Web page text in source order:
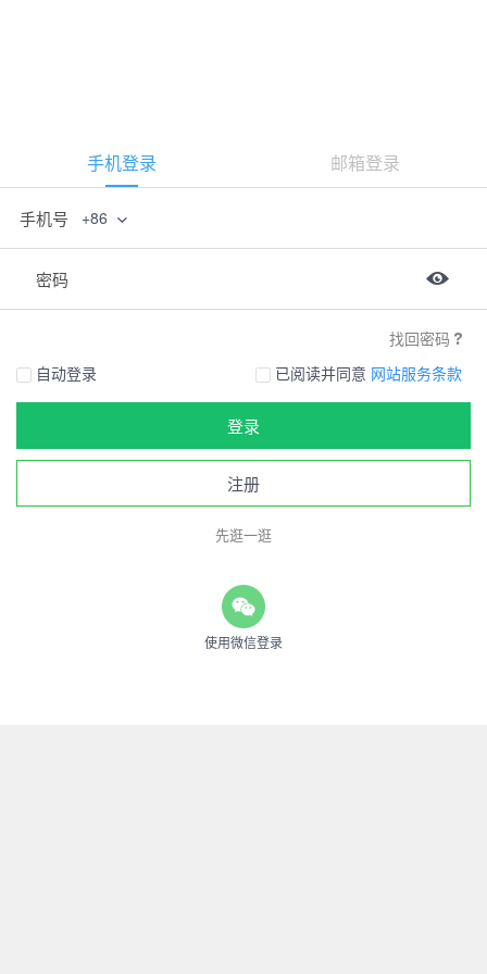
手机登录 邮箱登录
手机号 +86
密码
找回密码
自动登录
已阅读并同意 网站服务条款
登录
注册
先逛一逛
使用微信登录